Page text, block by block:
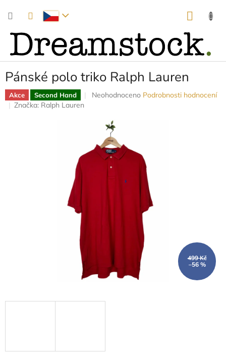
Pánské polo triko Ralph Lauren
Akce Second Hand
Průměrné
5
hvězdiček.
Neohodnoceno Podrobnosti hodnocení
Značka: Ralph Lauren
499 Kč
–56 %